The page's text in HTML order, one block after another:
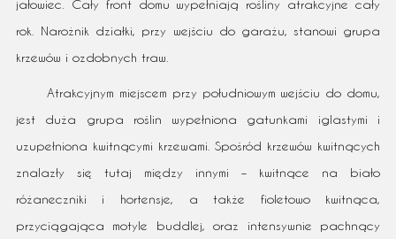
jałowiec. Cały front domu wypełniają rośliny atrakcyjne cały
rok. Narożnik działki, przy wejściu do garażu, stanowi grupa
krzewów i ozdobnych traw.
Atrakcyjnym miejscem przy południowym wejściu do domu,
jest duża grupa roślin wypełniona gatunkami iglastymi i
uzupełniona kwitnącymi krzewami. Spośród krzewów kwitnących
znalazły się tutaj między innymi – kwitnące na biało
różaneczniki i hortensje, a także fioletowo kwitnąca,
przyciągająca motyle buddlej, oraz intensywnie pachnący